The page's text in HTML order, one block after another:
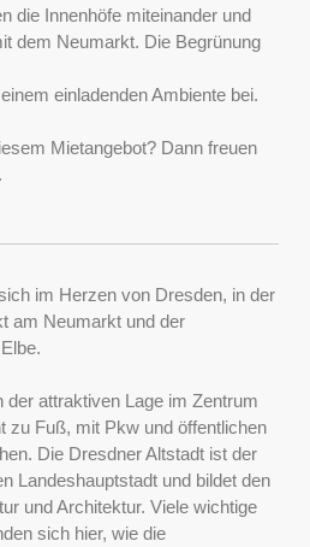
die Innenhöfe miteinander und
dem Neumarkt. Die Begrünung
einladenden Ambiente bei.
Mietangebot? Dann freuen
im Herzen von Dresden, in der
am Neumarkt und der
der attraktiven Lage im Zentrum
zu Fuß, mit Pkw und öffentlichen
Die Dresdner Altstadt ist der
Landeshauptstadt und bildet den
und Architektur. Viele wichtige
sich hier, wie die